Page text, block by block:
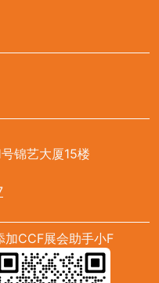
锦艺大厦15楼
加CCF展会助手小F